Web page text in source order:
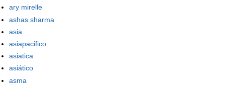
ary mirelle
ashas sharma
asia
asiapacifico
asiatica
asiático
asma